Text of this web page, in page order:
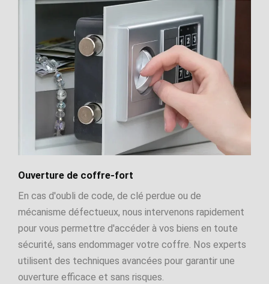
Ouverture de coffre-fort
En cas d'oubli de code, de clé perdue ou de
mécanisme défectueux, nous intervenons rapidement
pour vous permettre d'accéder à vos biens en toute
sécurité, sans endommager votre coffre. Nos experts
utilisent des techniques avancées pour garantir une
ouverture efficace et sans risques.